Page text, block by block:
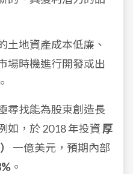
土地資產成本低廉、
場時機進行開發或出
尋找能為股東創造長
如，於 2018 年投資 厚
一億美元，預期內部
。